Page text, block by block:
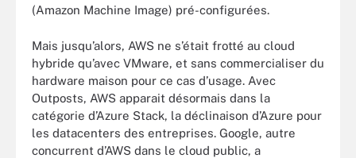
(Amazon Machine Image) pré-configurées.
Mais jusqu’alors, AWS ne s’était frotté au cloud
hybride qu’avec VMware, et sans commercialiser du
hardware maison pour ce cas d’usage. Avec
Outposts, AWS apparait désormais dans la
catégorie d’Azure Stack, la déclinaison d’Azure pour
les datacenters des entreprises. Google, autre
concurrent d’AWS dans le cloud public, a